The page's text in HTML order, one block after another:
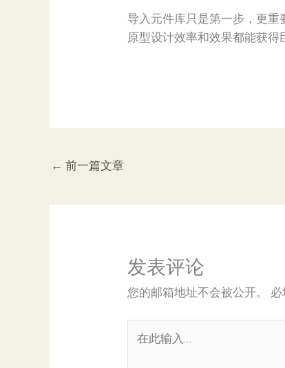
导入元件库只是第一步，更
原型设计效率和效果都能获得
← 前一篇文章
发表评论
您的邮箱地址不会被公开。